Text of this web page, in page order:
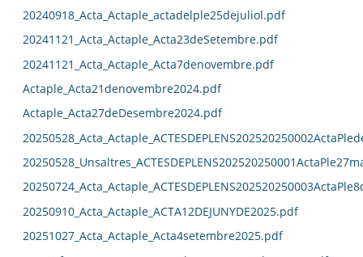
20240918_Acta_Actaple_actadelple25dejuliol.pdf
20241121_Acta_Actaple_Acta23deSetembre.pdf
20241121_Acta_Actaple_Acta7denovembre.pdf
Actaple_Acta21denovembre2024.pdf
Actaple_Acta27deDesembre2024.pdf
20250910_Acta_Actaple_ACTA12DEJUNYDE2025.pdf
20251027_Acta_Actaple_Acta4setembre2025.pdf